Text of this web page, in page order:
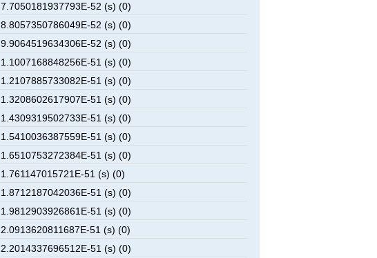
7.7050181937793E-52 (s) (0)
8.8057350786049E-52 (s) (0)
9.9064519634306E-52 (s) (0)
1.1007168848256E-51 (s) (0)
1.2107885733082E-51 (s) (0)
1.3208602617907E-51 (s) (0)
1.4309319502733E-51 (s) (0)
1.5410036387559E-51 (s) (0)
1.6510753272384E-51 (s) (0)
1.761147015721E-51 (s) (0)
1.8712187042036E-51 (s) (0)
1.9812903926861E-51 (s) (0)
2.0913620811687E-51 (s) (0)
2.2014337696512E-51 (s) (0)